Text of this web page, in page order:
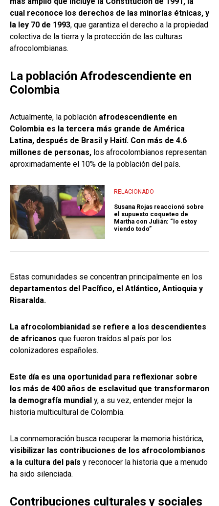
cual reconoce los derechos de las minorías étnicas, y
la ley 70 de 1993, que garantiza el derecho a la propiedad
colectiva de la tierra y la protección de las culturas
afrocolombianas.
La población Afrodescendiente en
Colombia
Actualmente, la población afrodescendiente en
Colombia es la tercera más grande de América
Latina, después de Brasil y Haití. Con más de 4.6
millones de personas, los afrocolombianos representan
aproximadamente el 10% de la población del país.
RELACIONADO
Susana Rojas reaccionó sobre
el supuesto coqueteo de
Martha con Julián: “lo estoy
viendo todo”
Estas comunidades se concentran principalmente en los
departamentos del Pacífico, el Atlántico, Antioquia y
Risaralda.
La afrocolombianidad se refiere a los descendientes
de africanos que fueron traídos al país por los
colonizadores españoles.
Este día es una oportunidad para reflexionar sobre
los más de 400 años de esclavitud que transformaron
la demografía mundial y, a su vez, entender mejor la
historia multicultural de Colombia.
La conmemoración busca recuperar la memoria histórica,
visibilizar las contribuciones de los afrocolombianos
a la cultura del país y reconocer la historia que a menudo
ha sido silenciada.
Contribuciones culturales y sociales